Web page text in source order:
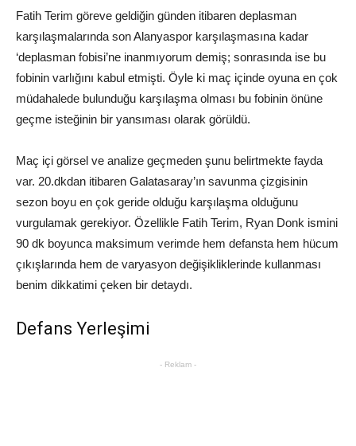
Fatih Terim göreve geldiğin günden itibaren deplasman
karşılaşmalarında son Alanyaspor karşılaşmasına kadar
‘deplasman fobisi’ne inanmıyorum demiş; sonrasında ise bu
fobinin varlığını kabul etmişti. Öyle ki maç içinde oyuna en çok
müdahalede bulunduğu karşılaşma olması bu fobinin önüne
geçme isteğinin bir yansıması olarak görüldü.
Maç içi görsel ve analize geçmeden şunu belirtmekte fayda
var. 20.dkdan itibaren Galatasaray’ın savunma çizgisinin
sezon boyu en çok geride olduğu karşılaşma olduğunu
vurgulamak gerekiyor. Özellikle Fatih Terim, Ryan Donk ismini
90 dk boyunca maksimum verimde hem defansta hem hücum
çıkışlarında hem de varyasyon değişikliklerinde kullanması
benim dikkatimi çeken bir detaydı.
Defans Yerleşimi
- Reklam -